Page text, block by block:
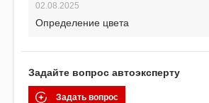
02.08.2025
Определение цвета
Задайте вопрос автоэксперту
Задать вопрос